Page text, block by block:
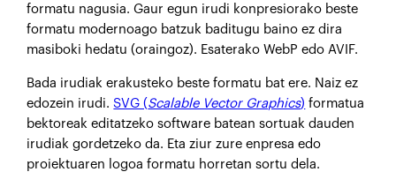
formatu nagusia. Gaur egun irudi konpresiorako beste
formatu modernoago batzuk baditugu baino ez dira
masiboki hedatu (oraingoz). Esaterako WebP edo AVIF.
Bada irudiak erakusteko beste formatu bat ere. Naiz ez
edozein irudi.SVG (Scalable Vector Graphics) formatua
bektoreak editatzeko software batean sortuak dauden
irudiak gordetzeko da. Eta ziur zure enpresa edo
proiektuaren logoa formatu horretan sortu dela.